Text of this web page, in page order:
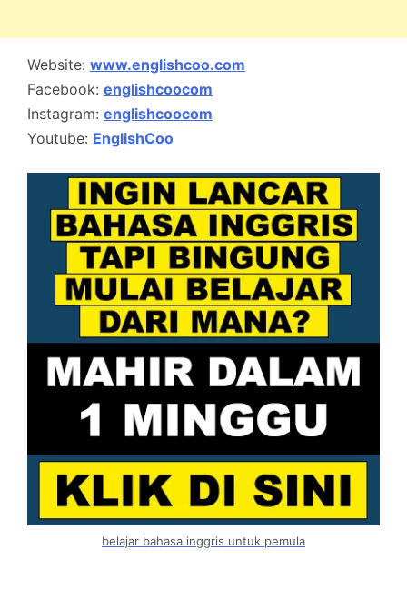
Website: www.englishcoo.com
Facebook: englishcoocom
Instagram: englishcoocom
Youtube: EnglishCoo
belajar bahasa inggris untuk pemula